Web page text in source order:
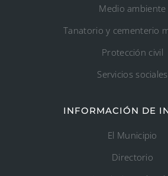
Medio ambiente
Tanatorio y cementerio
Protección civil
Servicios sociales
INFORMACIÓN DE
El Municipio
Directorio